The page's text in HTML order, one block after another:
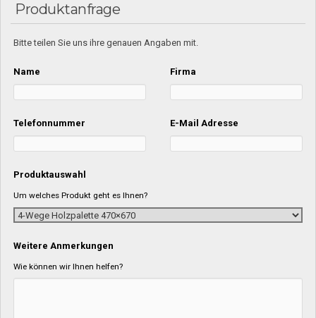
Produktanfrage
Bitte teilen Sie uns ihre genauen Angaben mit.
Name Firma
Telefonnummer E-Mail Adresse
Produktauswahl
Um welches Produkt geht es Ihnen?
Weitere Anmerkungen
Wie können wir Ihnen helfen?